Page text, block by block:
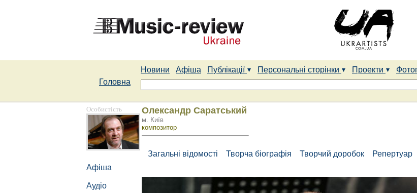
Новини Афіша Публікації Персональні сторінки Проекти
Головна
Особистість
Афіша
Аудіо
Олександр Саратський
м. Київ
композитор
Загальні відомості Творча біографія Творчий доробок Репертуар